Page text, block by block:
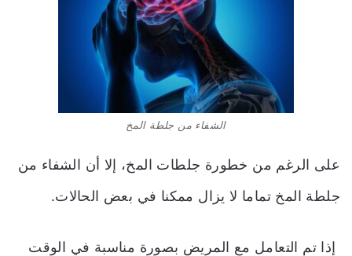
الشفاء من جلطة المخ
على الرغم من خطورة جلطات المخ، إلا أن الشفاء من
جلطة المخ تماما لا يزال ممكنا في بعض الحالات.
إذا تم التعامل مع المريض بصورة مناسبة في الوقت